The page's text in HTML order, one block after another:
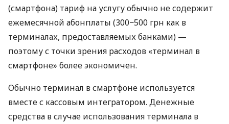
(смартфона) тариф на услугу обычно не содержит
ежемесячной абонплаты (300−500 грн как в
терминалах, предоставляемых банками) —
поэтому с точки зрения расходов «терминал в
смартфоне» более экономичен.
Обычно терминал в смартфоне используется
вместе с кассовым интегратором. Денежные
средства в случае использования терминала в